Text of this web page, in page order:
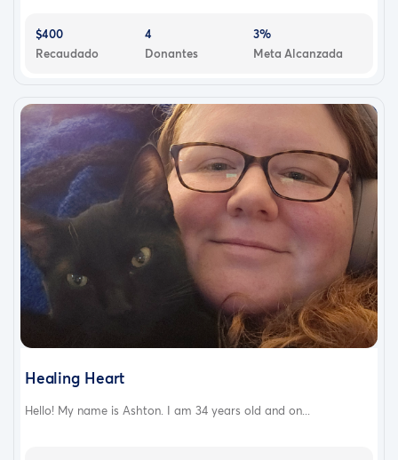
$400
Recaudado
4
Donantes
3%
Meta Alcanzada
Healing Heart
Hello! My name is Ashton. I am 34 years old and on...